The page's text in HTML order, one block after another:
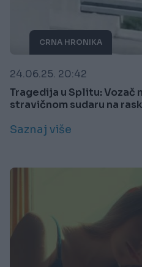
CRNA HRONIKA
24.06.25. 20:42
Tragedija u Splitu: Vozač
stravičnom sudaru na
Saznaj više